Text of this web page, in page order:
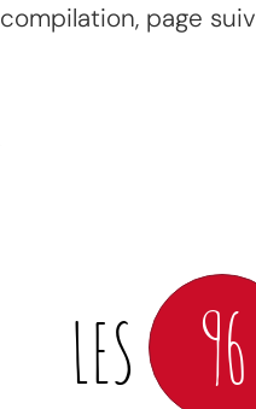
compilation, page
LES 96